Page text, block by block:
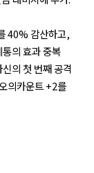
40% 감산하고,
의 효과 중복
의 첫 번째 공격
의카운트 +2를